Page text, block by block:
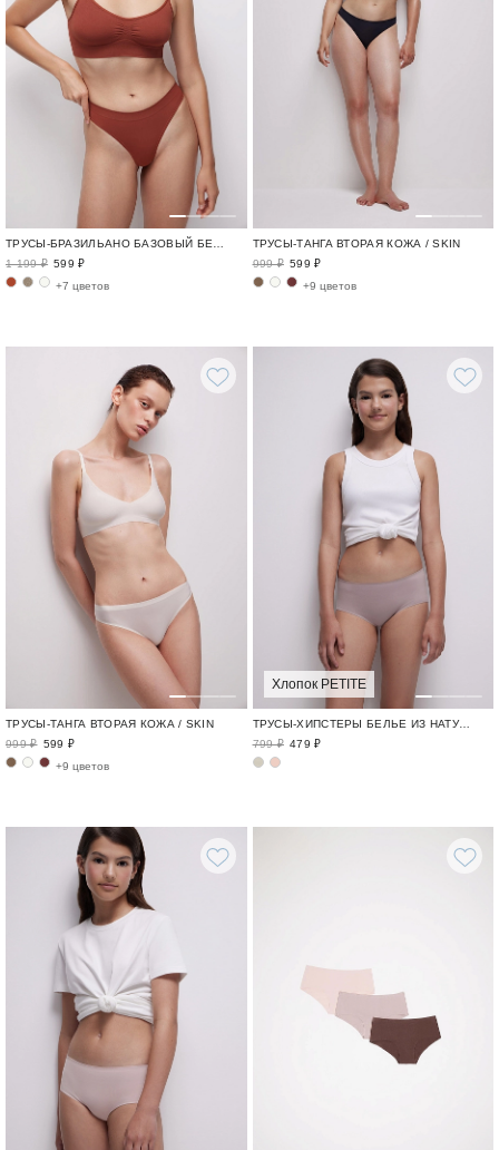
1 199 ₽ 599 ₽
+7 цветов
ТРУСЫ-ТАНГА ВТОРАЯ КОЖА / SKIN
999 ₽ 599 ₽
+9 цветов
ТРУСЫ-ТАНГА ВТОРАЯ КОЖА / SKIN
999 ₽ 599 ₽
+9 цветов
Хлопок PETITE
ТРУСЫ-ХИПСТЕРЫ БЕЛЬЕ ИЗ НАТУРАЛЬНОГО ХЛОПКА / TENDER PETITE
799 ₽ 479 ₽